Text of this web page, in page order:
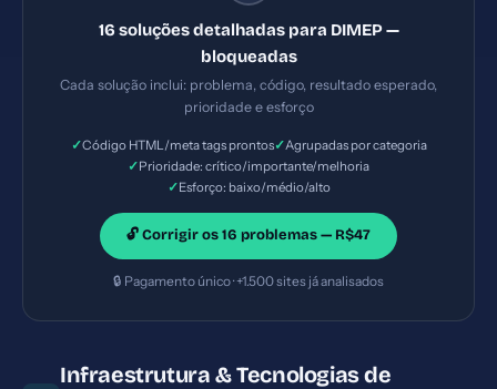
Solução #7: Tags Open Graph incompletas —
Prioridade: Importante — Esforço: Baixo
16 soluções detalhadas para DIMEP —
bloqueadas
Cada solução inclui: problema, código, resultado esperado,
prioridade e esforço
✓Código HTML/meta tags prontos✓Agrupadas por categoria
✓Prioridade: crítico/importante/melhoria
✓Esforço: baixo/médio/alto
🔓 Corrigir os 16 problemas — R$47
🔒 Pagamento único · +1.500 sites já analisados
Infraestrutura & Tecnologias de